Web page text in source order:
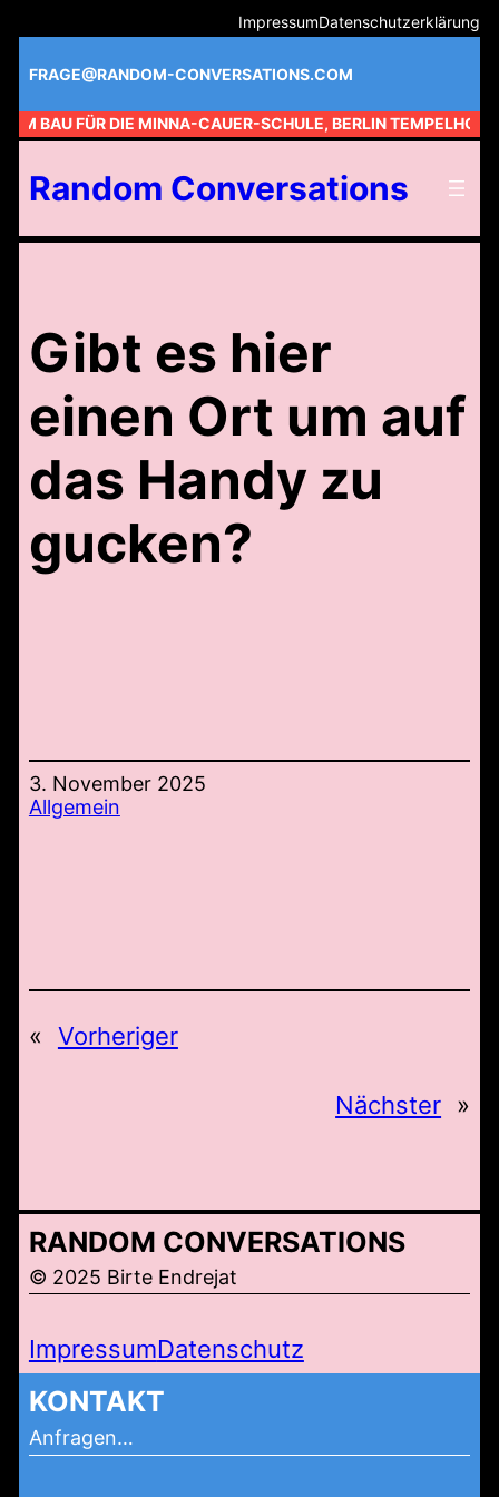
Inhalt
springen
ImpressumDatenschutzerklärung
FRAGE@RANDOM-CONVERSATIONS.COM
AM BAU FÜR DIE MINNA-CAUER-SCHULE, BERLIN TEMPELHOF //
Random Conversations
Gibt es hier
einen Ort um auf
das Handy zu
gucken?
3. November 2025
Allgemein
« Vorheriger
Nächster »
RANDOM CONVERSATIONS
© 2025 Birte Endrejat
ImpressumDatenschutz
KONTAKT
Anfragen…